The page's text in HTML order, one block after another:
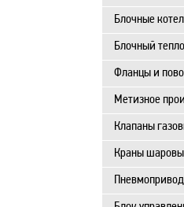
Блочные
Блочный
Фланцы и
Метизное
Клапаны
Краны